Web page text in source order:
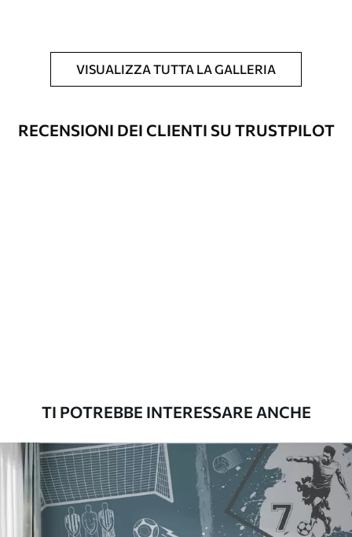
Pulizia
La carta da parati può essere pulita
Le carte da parati con finitura a vernice
possono essere pulite con acqua.
Vinile Premium
65.0039.00€/m²
Peel and Stick
81 .67 49.00 €/m²
VISUALIZZA TUTTA LA GALLERIA
RECENSIONI DEI CLIENTI SU TRUSTPILOT
TI POTREBBE INTERESSARE ANCHE